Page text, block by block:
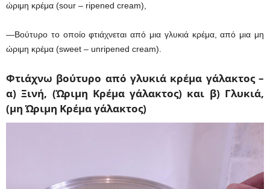
ώριμη κρέμα (sour – ripened cream),
—Βούτυρο το οποίο φτιάχνεται από μια γλυκιά κρέμα, από μια μη
ώριμη κρέμα (sweet – unripened cream).
Φτιάχνω βούτυρο από γλυκιά κρέμα γάλακτος –
α)Ξινή, (Ώριμη Κρέμα γάλακτος) και β) Γλυκιά,
(μη Ώριμη Κρέμα γάλακτος)